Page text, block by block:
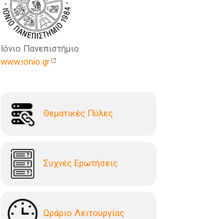
Ιόνιο Πανεπιστήμιο
www.ionio.gr
Θεματικές Πύλες
Συχνές Ερωτήσεις
Ωράριο Λειτουργίας